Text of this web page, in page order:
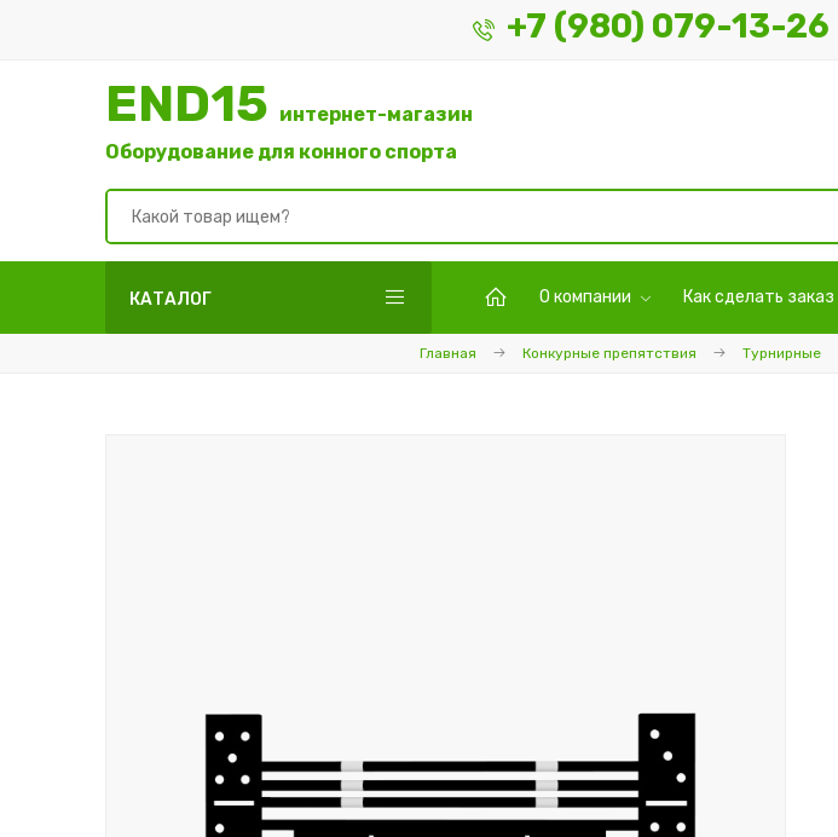
+7 (980) 079-13-26
END15 интернет-магазин
Оборудование для конного спорта
КАТАЛОГ О компании Как сделать заказ
Главная Конкурные препятствия Турнирные